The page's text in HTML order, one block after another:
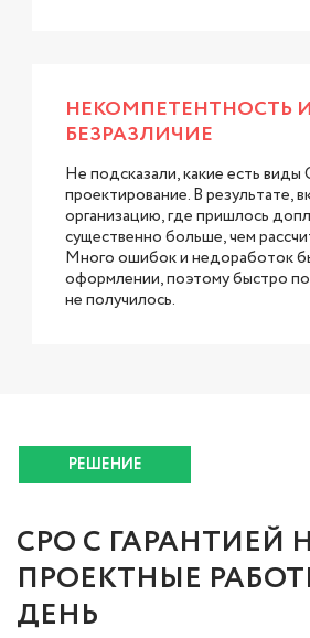
НЕКОМПЕТЕНТНОСТЬ И
БЕЗРАЗЛИЧИЕ
Не подсказали, какие есть
проектирование. В результате,
организацию, где пришлось
существенно больше, чем
Много ошибок и недоработок
оформлении, поэтому быстро
не получилось.
РЕШЕНИЕ
СРО С ГАРАНТИЕЙ
ПРОЕКТНЫЕ
ДЕНЬ